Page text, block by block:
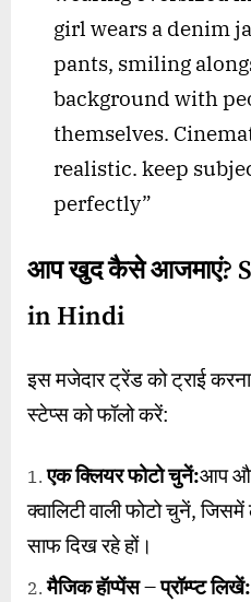
girl wears a denim
pants, smiling
background with
themselves.
realistic. keep
perfectly”
आप खुद कैसे आजमाएं?
in Hindi
इस मजेदार ट्रेंड को ट्राई
स्टेप्स को फॉलो करें:
एक क्लियर फोटो चुनें:आप
क्वालिटी वाली फोटो चुनें,
साफ दिख रहे हों।
मैजिक हॅाप्पेंस–प्रॉम्प्ट लिखें: